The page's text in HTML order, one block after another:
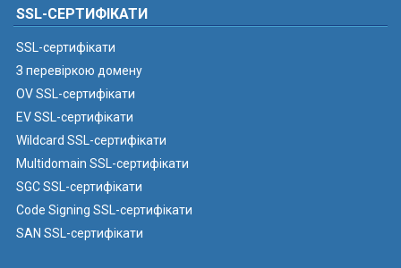
SSL-СЕРТИФІКАТИ
SSL-сертифікати
З перевіркою домену
OV SSL-сертифікати
EV SSL-сертифікати
Wildcard SSL-сертифікати
Multidomain SSL-сертифікати
SGC SSL-сертифікати
Code Signing SSL-сертифікати
SAN SSL-сертифікати